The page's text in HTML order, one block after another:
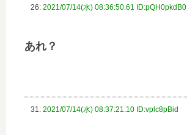
26: 2021/07/14(水) 08:36:50.61 ID:pQH0pkdB0
あれ？
31: 2021/07/14(水) 08:37:21.10 ID:vplc8pBid